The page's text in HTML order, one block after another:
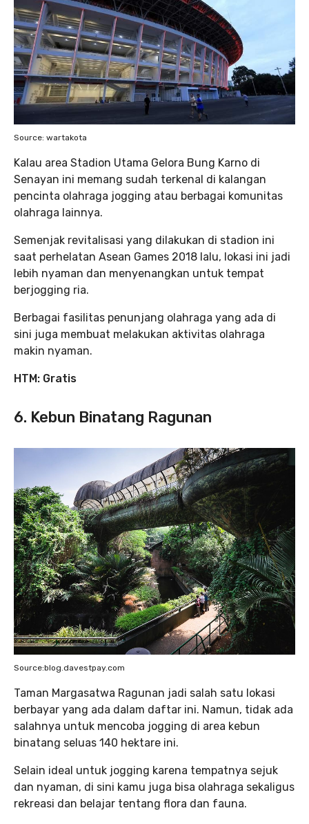
Source: wartakota
Kalau area Stadion Utama Gelora Bung Karno di
Senayan ini memang sudah terkenal di kalangan
pencinta olahraga jogging atau berbagai komunitas
olahraga lainnya.
Semenjak revitalisasi yang dilakukan di stadion ini
saat perhelatan Asean Games 2018 lalu, lokasi ini jadi
lebih nyaman dan menyenangkan untuk tempat
berjogging ria.
Berbagai fasilitas penunjang olahraga yang ada di
sini juga membuat melakukan aktivitas olahraga
makin nyaman.
HTM: Gratis
6. Kebun Binatang Ragunan
Source:blog.davestpay.com
Taman Margasatwa Ragunan jadi salah satu lokasi
berbayar yang ada dalam daftar ini. Namun, tidak ada
salahnya untuk mencoba jogging di area kebun
binatang seluas 140 hektare ini.
Selain ideal untuk jogging karena tempatnya sejuk
dan nyaman, di sini kamu juga bisa olahraga sekaligus
rekreasi dan belajar tentang flora dan fauna.